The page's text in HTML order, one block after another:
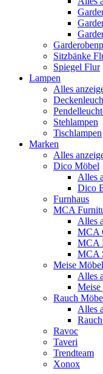
Sitzbänke
Spiegel Flur
Lampen
Alles
Stehlampen
Tischlampen
Marken
Alles
Dico Möbel
Alles
Dico
Furnhaus
MCA
Alles
MCA
MCA
MCA
Meise Möbel
Alles
Meise
Rauch
Alles
Ravoc
Taveri
Trendteam
Xonox